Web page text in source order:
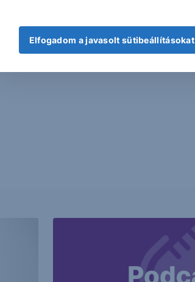
Elfogadom a javasolt sütibeállításokat